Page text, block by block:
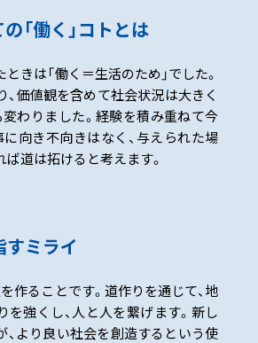
「働く」コトとは
きは「働く＝生活のため」でした。
、価値観を含めて社会状況は大きく
変わりました。経験を積み重ねて今
に向き不向きはなく、与えられた場
道は拓けると考えます。
ミライ
作ることです。道作りを通じて、地
を強くし、人と人を繋げます。新し
、より良い社会を創造するという使